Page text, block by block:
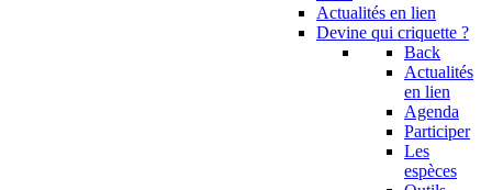
Actualités en lien
Devine qui criquette ?
Back
Actualités
en lien
Agenda
Participer
Les
espèces